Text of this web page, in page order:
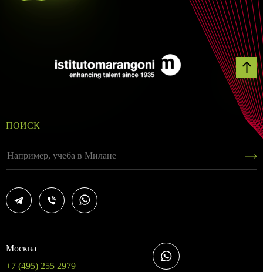
ПОИСК
Москва
+7 (495) 255 2979